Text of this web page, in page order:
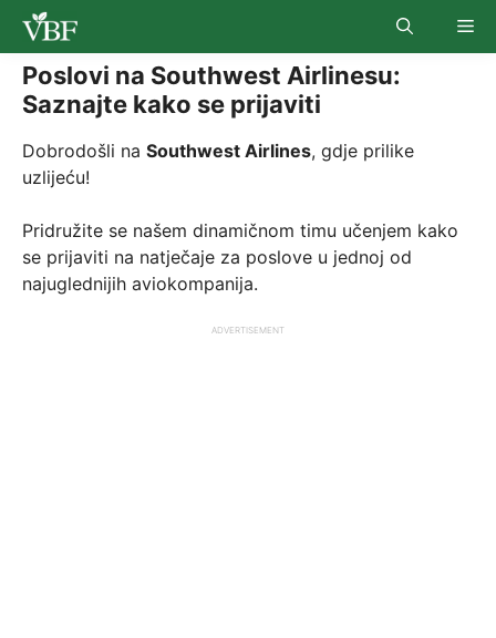
Skip
content
Poslovi na Southwest Airlinesu:
Saznajte kako se prijaviti
Dobrodošli na Southwest Airlines, gdje prilike
uzlijeću!
Pridružite se našem dinamičnom timu učenjem kako
se prijaviti na natječaje za poslove u jednoj od
najuglednijih aviokompanija.
ADVERTISEMENT